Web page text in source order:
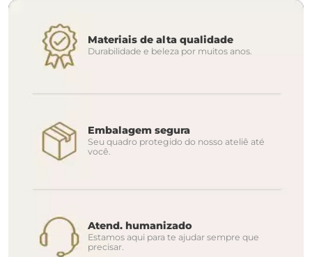
Materiais de alta qualidade
Durabilidade e beleza por muitos anos.
Embalagem segura
Seu quadro protegido do nosso ateliê até
você.
Atend. humanizado
Estamos aqui para te ajudar sempre que
precisar.